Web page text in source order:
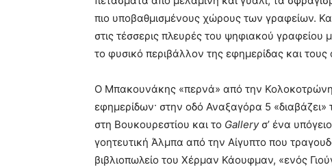
πιο υποβαθμισμένους χώρους των γραφείων.
στις τέσσερις πλευρές του ψηφιακού
το φυσικό περιβάλλον της εφημερίδας και
Ο Μπακουνάκης «περνά» από την
εφημερίδων· στην οδό Αναξαγόρα 5 «διαβάζει»
στη Βουκουρεστίου και το Galleryσ’ ένα
γοητευτική Άλμπα από την Αίγυπτο που
βιβλιοπωλείο του Χέρμαν Κάουφμαν, «ενός